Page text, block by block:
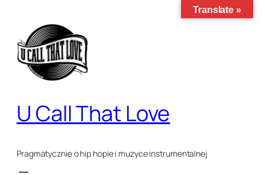
treści
U Call That Love
Pragmatycznie o hip hopie i muzyce instrumentalnej
Translate »